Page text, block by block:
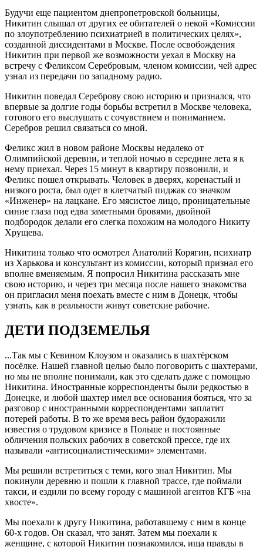
Будучи еще пациентом днепропетровской больницы,
Никитин слышал от других ее обитателей о некой «Комиссии
по злоупотреблению психиатрией в политических целях»,
созданной диссидентами в Москве. После освобождения
Никитин при первой же возможности уехал в Москву на
встречу с Феликсом Серебровым, членом комиссии, чей адрес
узнал из передачи по западному радио.
Никитин поведал Сереброву свою историю и признался, что
впервые за долгие годы борьбы встретил в Москве человека,
готового его выслушать с сочувствием и пониманием.
Серебров решил связаться со мной.
Феликс жил в новом районе Москвы недалеко от
Олимпийской деревни, и теплой ночью в середине лета я к
нему приехал. Через 15 минут в квартиру позвонили, и
Феликс пошел открывать. Человек в дверях, коренастый и
низкого роста, был одет в клетчатый пиджак со значком
«Инженер» на лацкане. Его мясистое лицо, проницательные
синие глаза под едва заметными бровями, двойной
подбородок делали его слегка похожим на молодого Никиту
Хрущева.
Никитина только что осмотрел Анатолий Корягин, психиатр
из Харькова и консультант из комиссии, который признал его
вполне вменяемым. Я попросил Никитина рассказать мне
свою историю, и через три месяца после нашего знакомства
он пригласил меня поехать вместе с ним в Донецк, чтобы
узнать, как в реальности живут советские рабочие.
ДЕТИ ПОДЗЕМЕЛЬЯ
...Так мы с Кевином Клоузом и оказались в шахтёрском
посёлке. Нашей главной целью было поговорить с шахтерами,
но мы не вполне понимали, как это сделать даже с помощью
Никитина. Иностранные корреспонденты были редкостью в
Донецке, и любой шахтер имел все основания бояться, что за
разговор с иностранными корреспондентами заплатит
потерей работы. В то же время весь район будоражили
известия о трудовом кризисе в Польше и постоянные
обличения польских рабочих в советской прессе, где их
называли «антисоциалистическими» элементами.
Мы решили встретиться с теми, кого знал Никитин. Мы
покинули деревню и пошли к главной трассе, где поймали
такси, и ездили по всему городу с машиной агентов КГБ «на
хвосте».
Мы поехали к другу Никитина, работавшему с ним в конце
60-х годов. Он сказал, что занят. Затем мы поехали к
женщине, с которой Никитин познакомился, ища правды в